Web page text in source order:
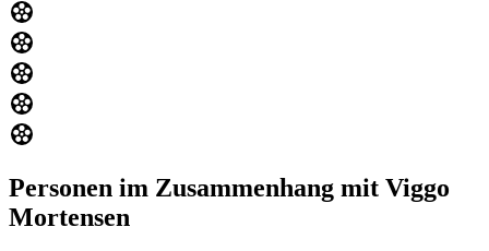
Personen im Zusammenhang mit Viggo
Mortensen